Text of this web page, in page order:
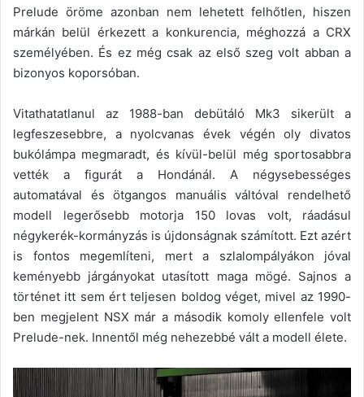
Prelude öröme azonban nem lehetett felhőtlen, hiszen
márkán belül érkezett a konkurencia, méghozzá a CRX
személyében. És ez még csak az első szeg volt abban a
bizonyos koporsóban.
Vitathatatlanul az 1988-ban debütáló Mk3 sikerült a
legfeszesebbre, a nyolcvanas évek végén oly divatos
bukólámpa megmaradt, és kívül-belül még sportosabbra
vették a figurát a Hondánál. A négysebességes
automatával és ötgangos manuális váltóval rendelhető
modell legerősebb motorja 150 lovas volt, ráadásul
négykerék-kormányzás is újdonságnak számított. Ezt azért
is fontos megemlíteni, mert a szlalompályákon jóval
keményebb járgányokat utasított maga mögé. Sajnos a
történet itt sem ért teljesen boldog véget, mivel az 1990-
ben megjelent NSX már a második komoly ellenfele volt
Prelude-nek. Innentől még nehezebbé vált a modell élete.